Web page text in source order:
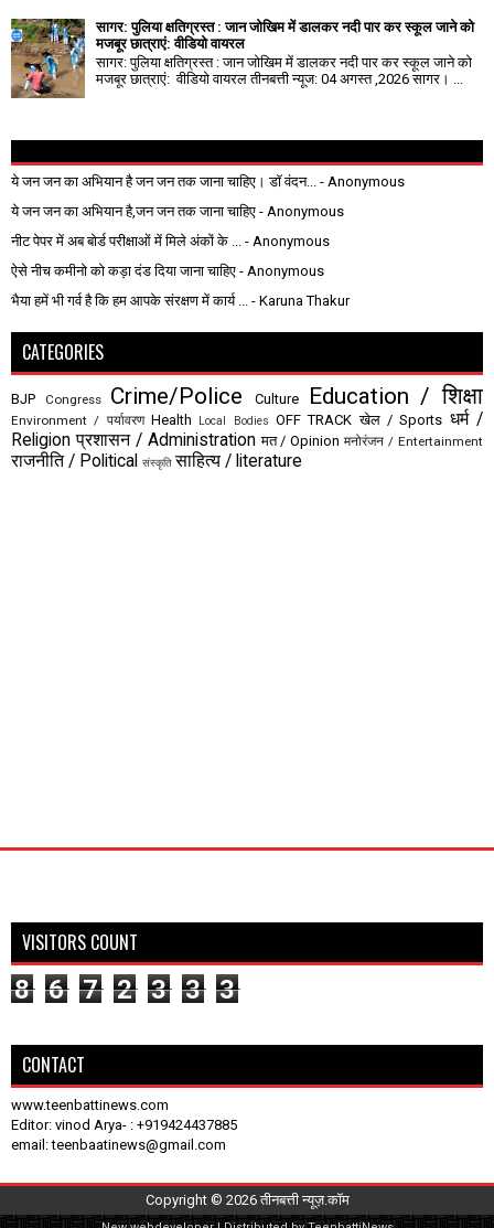
सागर: पुलिया क्षतिग्रस्त : जान जोखिम में डालकर नदी पार कर स्कूल जाने को
मजबूर छात्राएं: वीडियो वायरल
सागर: पुलिया क्षतिग्रस्त : जान जोखिम में डालकर नदी पार कर स्कूल जाने को
मजबूर छात्राएं: वीडियो वायरल तीनबत्ती न्यूज: 04 अगस्त ,2026 सागर। ...
ये जन जन का अभियान है जन जन तक जाना चाहिए। डॉ वंदन...
- Anonymous
ये जन जन का अभियान है,जन जन तक जाना चाहिए - Anonymous
नीट पेपर में अब बोर्ड परीक्षाओं में मिले अंकों के ...
- Anonymous
ऐसे नीच कमीनो को कड़ा दंड दिया जाना चाहिए - Anonymous
भैया हमें भी गर्व है कि हम आपके संरक्षण में कार्य ...
- Karuna Thakur
CATEGORIES
BJP Congress Crime/Police Culture Education / शिक्षा
Environment / पर्यावरण Health Local Bodies OFF TRACK खेल / Sports धर्म /
Religion प्रशासन / Administration मत / Opinion मनोरंजन / Entertainment
राजनीति / Political संस्कृति साहित्य / literature
VISITORS COUNT
8 6 7 2 3 3 3
CONTACT
www.teenbattinews.com
Editor: vinod Arya- : +919424437885
email: teenbaatinews@gmail.com
Copyright © 2026 तीनबत्ती न्यूज़.कॉम